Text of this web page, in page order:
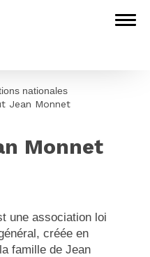
nationales
Jean Monnet
Monnet
une association loi
créée en
famille de Jean